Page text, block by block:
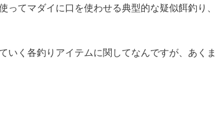
てマダイに口を使わせる典型的な疑似餌釣り、
いく各釣りアイテムに関してなんですが、あくま